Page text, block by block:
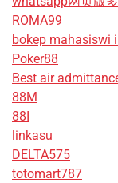
ROMA99
bokep mahasiswi
Poker88
Best air
88M
88I
linkasu
DELTA575
totomart787